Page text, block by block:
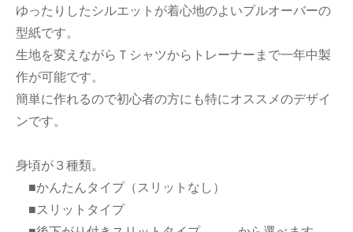
ゆったりしたシルエットが着心地のよいプルオーバーの
型紙です。
生地を変えながらＴシャツからトレーナーまで一年中製
作が可能です。
簡単に作れるので初心者の方にも特にオススメのデザイ
ンです。
身頃が３種類。
■かんたんタイプ（スリットなし）
■スリットタイプ